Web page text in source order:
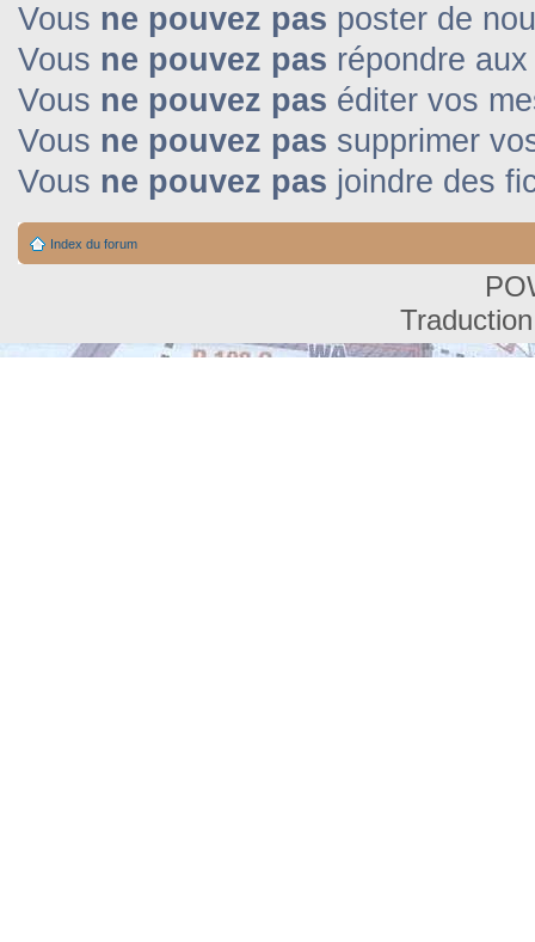
Vous ne pouvez pas poster de
Vous ne pouvez pas répondre
Vous ne pouvez pas éditer vos
Vous ne pouvez pas supprimer
Vous ne pouvez pas joindre des
Index du forum